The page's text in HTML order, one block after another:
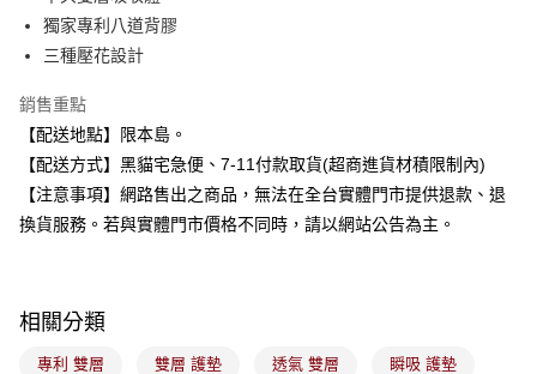
悠遊付
Google Pay
全盈+PAY
【大哥付你分期使用說明】
1.本服務由台灣大哥大提供，台灣大哥大用戶可立即使用無須另外申請。
3.實際核准額度、可分期數及費用金額請依後續交易確認頁面所載為準。
4.訂單成立30分鐘內，如未前往確認交易或遇審核未通過，訂單將自動取
消。如遇「轉專審核」未通過狀況，表示未達大哥付你分期系統評分，恕無
ATM付款
全家取貨付款
每筆NT$100，滿NT$899(含以上)免運費
獨家專利八道背膠
三種壓花設計
銷售重點
【配送地點】限本島。
【配送方式】黑貓宅急便、7-11付款取貨(超商進貨材積限制內)
【注意事項】網路售出之商品，無法在全台實體門市提供退款、退
換貨服務。若與實體門市價格不同時，請以網站公告為主。
相關分類
專利 雙層 雙層 護墊 透氣 雙層 瞬吸 護墊